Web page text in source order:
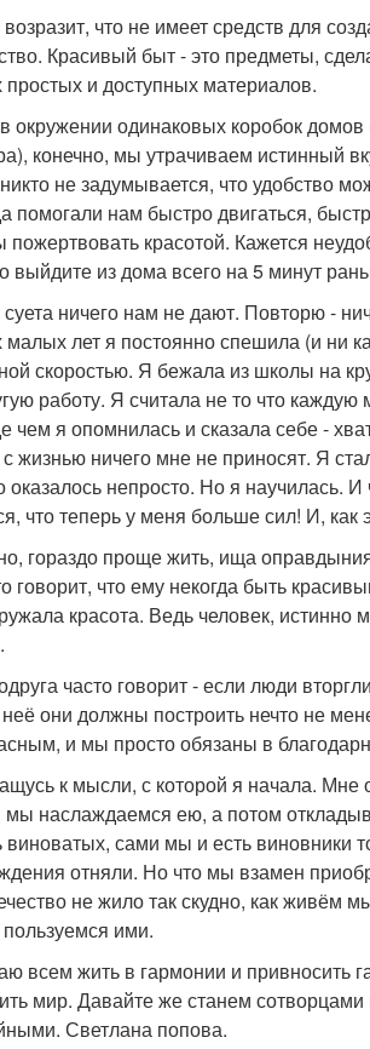
возразит, что не имеет средств для
Красивый быт - это предметы,
и доступных материалов.
окружении одинаковых коробок
конечно, мы утрачиваем истинный
не задумывается, что удобство
помогали нам быстро двигаться,
пожертвовать красотой. Кажется
выйдите из дома всего на 5 минут
суета ничего нам не дают. Повторю -
лет я постоянно спешила (и ни
скоростью. Я бежала из школы на
работу. Я считала не то что
чем я опомнилась и сказала себе -
с жизнью ничего мне не приносят. Я
оказалось непросто. Но я научилась.
что теперь у меня больше сил! И,
гораздо проще жить, ища
говорит, что ему некогда быть
красота. Ведь человек,
часто говорит - если люди
они должны построить нечто не
и мы просто обязаны в
к мысли, с которой я начала. Мне
наслаждаемся ею, а потом
виноватых, сами мы и есть виновники
отняли. Но что мы взамен
не жило так скудно, как живём
ими.
всем жить в гармонии и привносить
мир. Давайте же станем
Светлана попова.